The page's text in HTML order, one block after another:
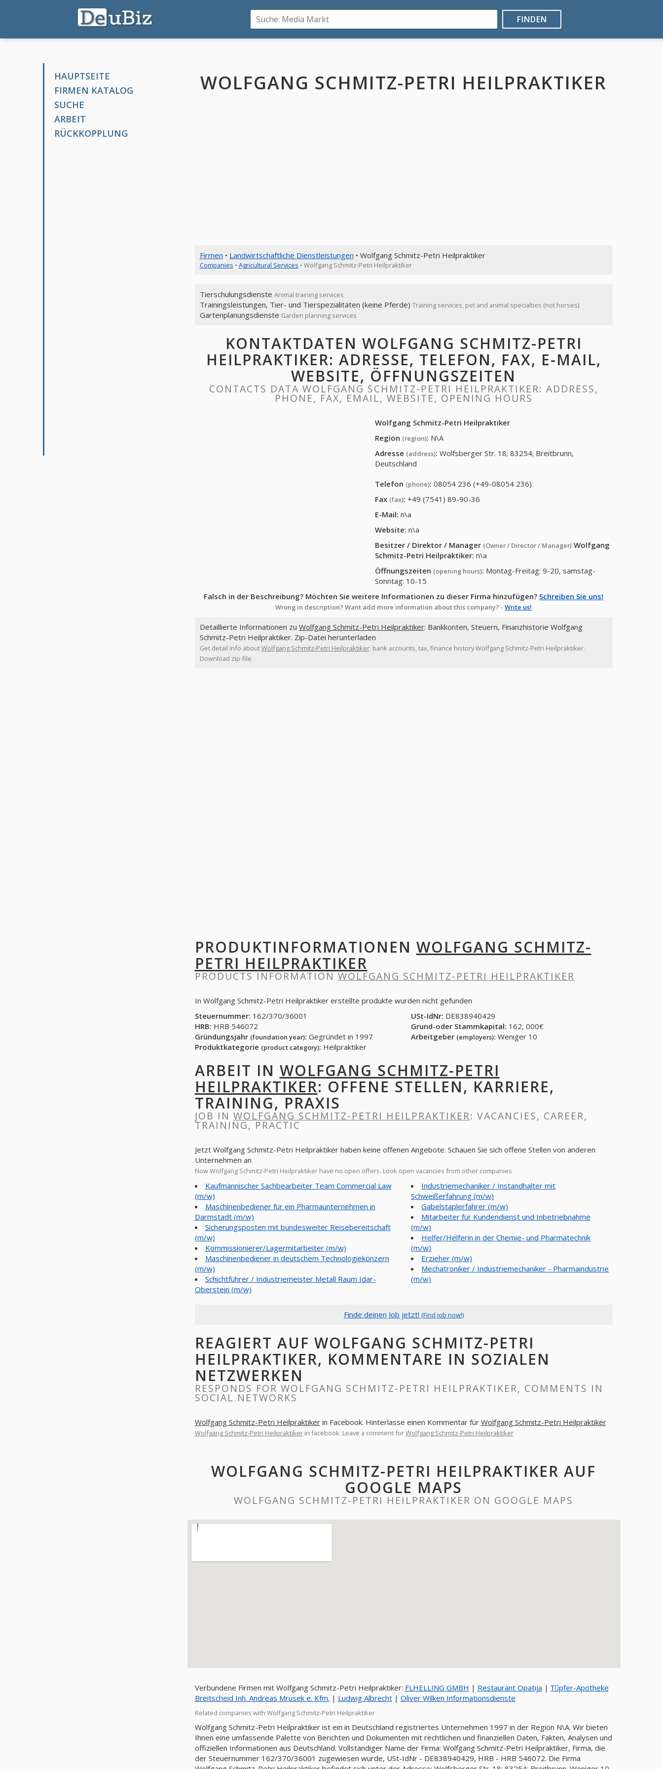
FINDEN
HAUPTSEITE
FIRMEN KATALOG
SUCHE
ARBEIT
RÜCKKOPPLUNG
WOLFGANG SCHMITZ-PETRI HEILPRAKTIKER
Firmen • Landwirtschaftliche Dienstleistungen • Wolfgang Schmitz-Petri Heilpraktiker
Companies • Agricultural Services • Wolfgang Schmitz-Petri Heilpraktiker
Tierschulungsdienste Animal training services
Trainingsleistungen, Tier- und Tierspezialitäten (keine Pferde) Training services, pet and animal specialties (not horses)
Gartenplanungsdienste Garden planning services
KONTAKTDATEN WOLFGANG SCHMITZ-PETRI
HEILPRAKTIKER: ADRESSE, TELEFON, FAX, E-MAIL,
WEBSITE, ÖFFNUNGSZEITEN
CONTACTS DATA WOLFGANG SCHMITZ-PETRI HEILPRAKTIKER: ADDRESS,
PHONE, FAX, EMAIL, WEBSITE, OPENING HOURS
Wolfgang Schmitz-Petri Heilpraktiker
Region (region): N\A
Adresse (address): Wolfsberger Str. 18; 83254; Breitbrunn,
Deutschland
Telefon (phone): 08054 236 (+49-08054 236)
Fax (fax): +49 (7541) 89-90-36
E-Mail: n\a
Website: n\a
Besitzer / Direktor / Manager (Owner / Director / Manager) Wolfgang
Schmitz-Petri Heilpraktiker: n\a
Öffnungszeiten (opening hours): Montag-Freitag: 9-20, samstag-
Sonntag: 10-15
Falsch in der Beschreibung? Möchten Sie weitere Informationen zu dieser Firma hinzufügen? Schreiben Sie uns!
Wrong in description? Want add more information about this company? -Write us!
Detaillierte Informationen zu Wolfgang Schmitz-Petri Heilpraktiker: Bankkonten, Steuern, Finanzhistorie Wolfgang
Schmitz-Petri Heilpraktiker. Zip-Datei herunterladen
Get detail info aboutWolfgang Schmitz-Petri Heilpraktiker: bank accounts, tax, finance history Wolfgang Schmitz-Petri Heilpraktiker.
Download zip-file
PRODUKTINFORMATIONEN WOLFGANG SCHMITZ-
PETRI HEILPRAKTIKER
PRODUCTS INFORMATION WOLFGANG SCHMITZ-PETRI HEILPRAKTIKER
In Wolfgang Schmitz-Petri Heilpraktiker erstellte produkte wurden nicht gefunden
Steuernummer: 162/370/36001 USt-IdNr: DE838940429
HRB: HRB 546072 Grund-oder Stammkapital: 162, 000€
Gründungsjahr (foundation year): Gegründet in 1997 Arbeitgeber (employers): Weniger 10
Produktkategorie (product category): Heilpraktiker
ARBEIT IN WOLFGANG SCHMITZ-PETRI
HEILPRAKTIKER: OFFENE STELLEN, KARRIERE,
TRAINING, PRAXIS
JOB IN WOLFGANG SCHMITZ-PETRI HEILPRAKTIKER: VACANCIES, CAREER,
TRAINING, PRACTIC
Jetzt Wolfgang Schmitz-Petri Heilpraktiker haben keine offenen Angebote. Schauen Sie sich offene Stellen von anderen
Unternehmen an
Now Wolfgang Schmitz-Petri Heilpraktiker have no open offers. Look open vacancies from other companies
Kaufmännischer Sachbearbeiter Team Commercial Law
(m/w)
Maschinenbediener für ein Pharmaunternehmen in
Darmstadt (m/w)
Sicherungsposten mit bundesweiter Reisebereitschaft
(m/w)
Kommissionierer/Lagermitarbeiter (m/w)
Maschinenbediener in deutschem Technologiekonzern
(m/w)
Schichtführer / Industriemeister Metall Raum Idar-
Oberstein (m/w)
Industriemechaniker / Instandhalter mit
Schweißerfahrung (m/w)
Gabelstaplerfahrer (m/w)
Mitarbeiter für Kundendienst und Inbetriebnahme
(m/w)
Helfer/Helferin in der Chemie- und Pharmatechnik
(m/w)
Erzieher (m/w)
Mechatroniker / Industriemechaniker - Pharmaindustrie
(m/w)
Finde deinen Job jetzt! (Find job now!)
REAGIERT AUF WOLFGANG SCHMITZ-PETRI
HEILPRAKTIKER, KOMMENTARE IN SOZIALEN
NETZWERKEN
RESPONDS FOR WOLFGANG SCHMITZ-PETRI HEILPRAKTIKER, COMMENTS IN
SOCIAL NETWORKS
Wolfgang Schmitz-Petri Heilpraktikerin Facebook. Hinterlasse einen Kommentar für Wolfgang Schmitz-Petri Heilpraktiker
Wolfgang Schmitz-Petri Heilpraktikerin facebook. Leave a comment forWolfgang Schmitz-Petri Heilpraktiker
WOLFGANG SCHMITZ-PETRI HEILPRAKTIKER AUF
GOOGLE MAPS
WOLFGANG SCHMITZ-PETRI HEILPRAKTIKER ON GOOGLE MAPS
Verbundene Firmen mit Wolfgang Schmitz-Petri Heilpraktiker: FLHELLING GMBH | Restaurant Opatija | Tِpfer-Apotheke
Breitscheid Inh. Andreas Mrusek e. Kfm. | Ludwig Albrecht| Oliver Wilken Informationsdienste
Related companies with Wolfgang Schmitz-Petri Heilpraktiker
Wolfgang Schmitz-Petri Heilpraktiker ist ein in Deutschland registriertes Unternehmen 1997 in der Region N\A. Wir bieten
Ihnen eine umfassende Palette von Berichten und Dokumenten mit rechtlichen und finanziellen Daten, Fakten, Analysen und
offiziellen Informationen aus Deutschland. Vollständiger Name der Firma: Wolfgang Schmitz-Petri Heilpraktiker, Firma, die
der Steuernummer 162/370/36001 zugewiesen wurde, USt-IdNr - DE838940429, HRB - HRB 546072. Die Firma